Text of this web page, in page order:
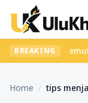
BREAKING
ribet?
Home / tips